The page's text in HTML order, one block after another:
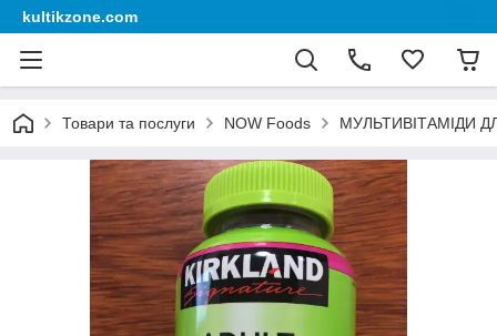
kultikzone.com
Товари та послуги NOW Foods МУЛЬТИВІТАМІДИ